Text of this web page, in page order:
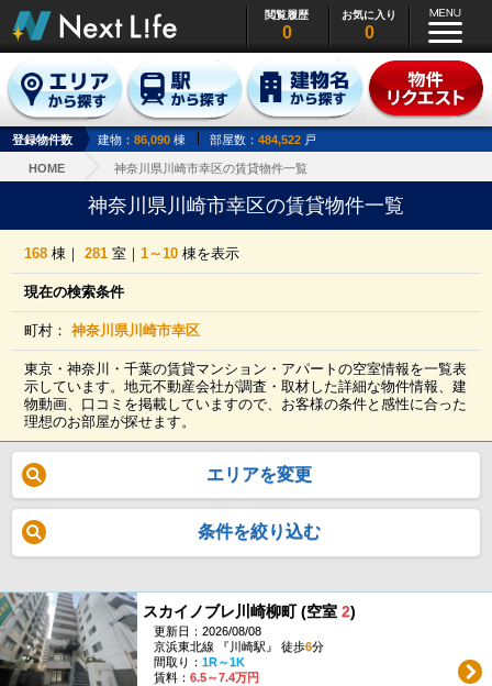
閲覧履歴
0
お気に入り
0
登録物件数 建物： 86,090 棟 部屋数： 484,522 戸
HOME 神奈川県川崎市幸区の賃貸物件一覧
神奈川県川崎市幸区の賃貸物件一覧
168 棟｜281 室｜1～10 棟を表示
現在の検索条件
町村：神奈川県川崎市幸区
東京・神奈川・千葉の賃貸マンション・アパートの空室情報を一覧表
示しています。地元不動産会社が調査・取材した詳細な物件情報、建
物動画、口コミを掲載していますので、お客様の条件と感性に合った
理想のお部屋が探せます。
エリアを変更
条件を絞り込む
スカイノブレ川崎柳町 (空室 2)
更新日：2026/08/08
京浜東北線 『川崎駅』 徒歩6分
間取り： 1R～1K
賃料： 6.5～7.4万円